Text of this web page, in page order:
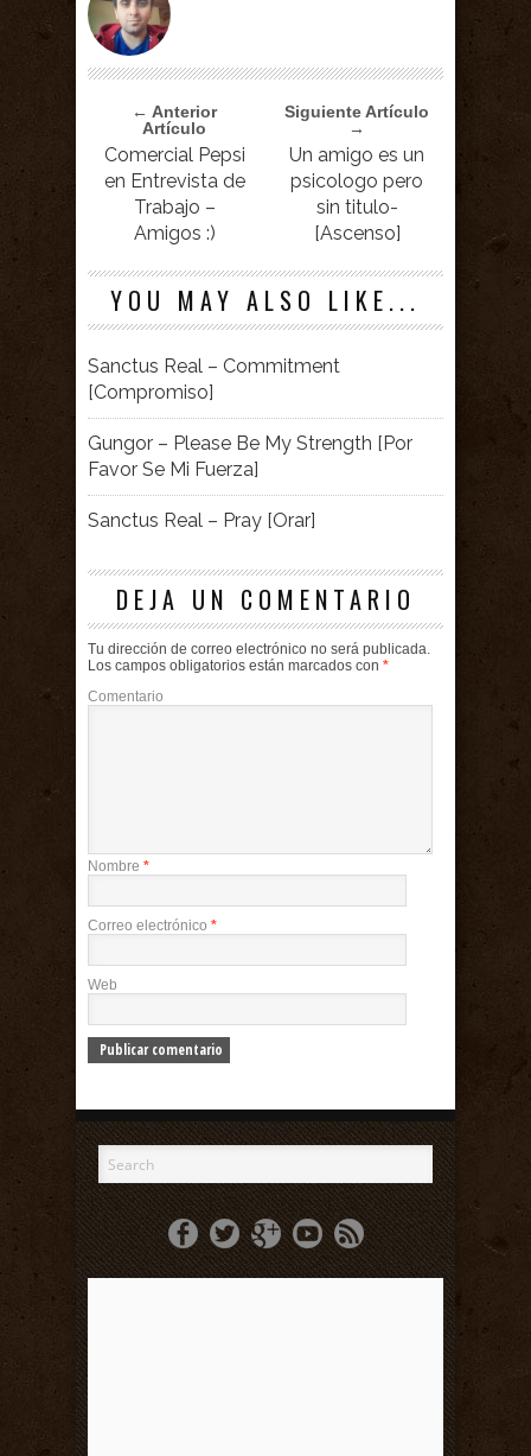
← Anterior
Artículo
Comercial Pepsi
en Entrevista de
Trabajo –
Amigos :)
Siguiente Artículo
→
Un amigo es un
psicologo pero
sin titulo-
[Ascenso]
YOU MAY ALSO LIKE...
Sanctus Real – Commitment
[Compromiso]
Gungor – Please Be My Strength [Por
Favor Se Mi Fuerza]
Sanctus Real – Pray [Orar]
DEJA UN COMENTARIO
Tu dirección de correo electrónico no será publicada.
Los campos obligatorios están marcados con *
Comentario
Nombre *
Correo electrónico *
Web